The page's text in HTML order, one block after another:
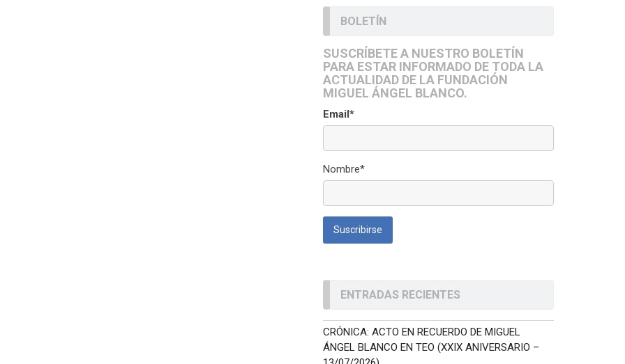
BOLETÍN
SUSCRÍBETE A NUESTRO BOLETÍN
PARA ESTAR INFORMADO DE TODA LA
ACTUALIDAD DE LA FUNDACIÓN
MIGUEL ÁNGEL BLANCO.
Email*
Nombre*
ENTRADAS RECIENTES
CRÓNICA: ACTO EN RECUERDO DE MIGUEL
ÁNGEL BLANCO EN TEO (XXIX ANIVERSARIO –